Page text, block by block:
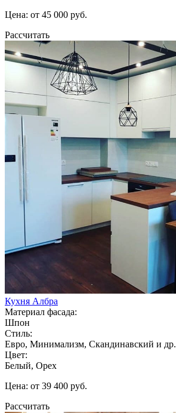
Цена: от 45 000 руб.
Рассчитать
Кухня Албра
Материал фасада:
Шпон
Стиль:
Евро, Минимализм, Скандинавский и др.
Цвет:
Белый, Орех
Цена: от 39 400 руб.
Рассчитать